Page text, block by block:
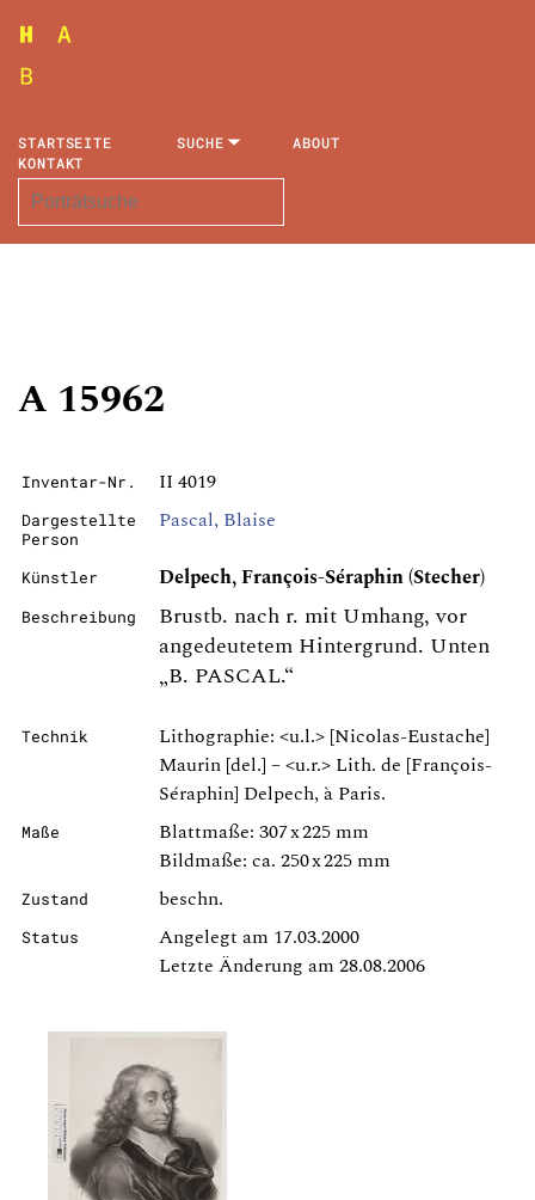
STARTSEITE SUCHE
ABOUT
KONTAKT
A 15962
Inventar-Nr. II 4019
Dargestellte
Person
Pascal, Blaise
Künstler Delpech, François-Séraphin (Stecher)
Beschreibung
Brustb. nach r. mit Umhang, vor
angedeutetem Hintergrund. Unten
„B. PASCAL.“
Technik
Lithographie: <u.l.> [Nicolas-Eustache]
Maurin [del.] – <u.r.> Lith. de [François-
Séraphin] Delpech, à Paris.
Maße
Blattmaße: 307 x 225 mm
Bildmaße: ca. 250 x 225 mm
Zustand beschn.
Status
Angelegt am 17.03.2000
Letzte Änderung am 28.08.2006